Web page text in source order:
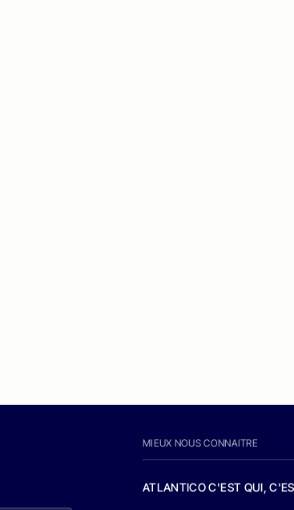
MIEUX NOUS CONNAITRE
ATLANTICO C'EST QUI,